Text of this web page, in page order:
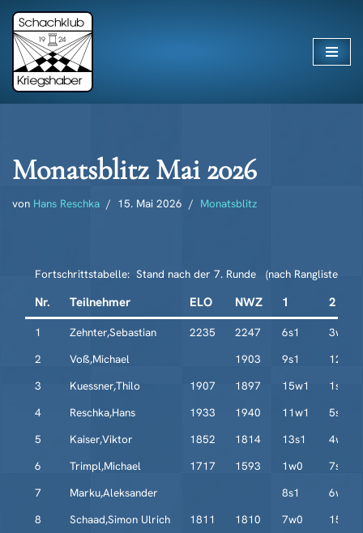
Zum
Inhalt
springen
Monatsblitz Mai 2026
von Hans Reschka 15. Mai 2026 Monatsblitz
Fortschrittstabelle: Stand nach der 7. Runde (nach Rangliste)
Nr. Teilnehmer ELO NWZ 1 2
1 Zehnter,Sebastian 2235 2247 6s1
3w1
2
Voß,Michael 1903 9s1
12w1
3
Kuessner,Thilo 1907 1897 15w1
1s0
4
Reschka,Hans 1933 1940 11w1
5s1
5
Kaiser,Viktor 1852 1814 13s1
4w0
6
Trimpl,Michael 1717 1593 1w0
7s0
7
Marku,Aleksander 8s1
6w1
8
Schaad,Simon Ulrich 1811 1810 7w0
15s1